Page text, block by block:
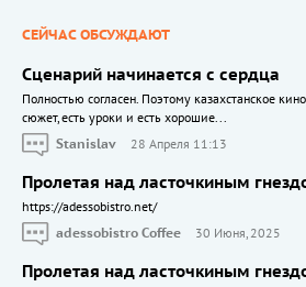
СЕЙЧАС ОБСУЖДАЮТ
Сценарий начинается с сердца
Полностью согласен. Поэтому казахстанское
сюжет, есть уроки и есть хорошие...
Stanislav
28 Апреля 11:13
Пролетая над ласточкиным
https://adessobistro.net/
adessobistro Coffee
30 Июня, 2025
Пролетая над ласточкиным